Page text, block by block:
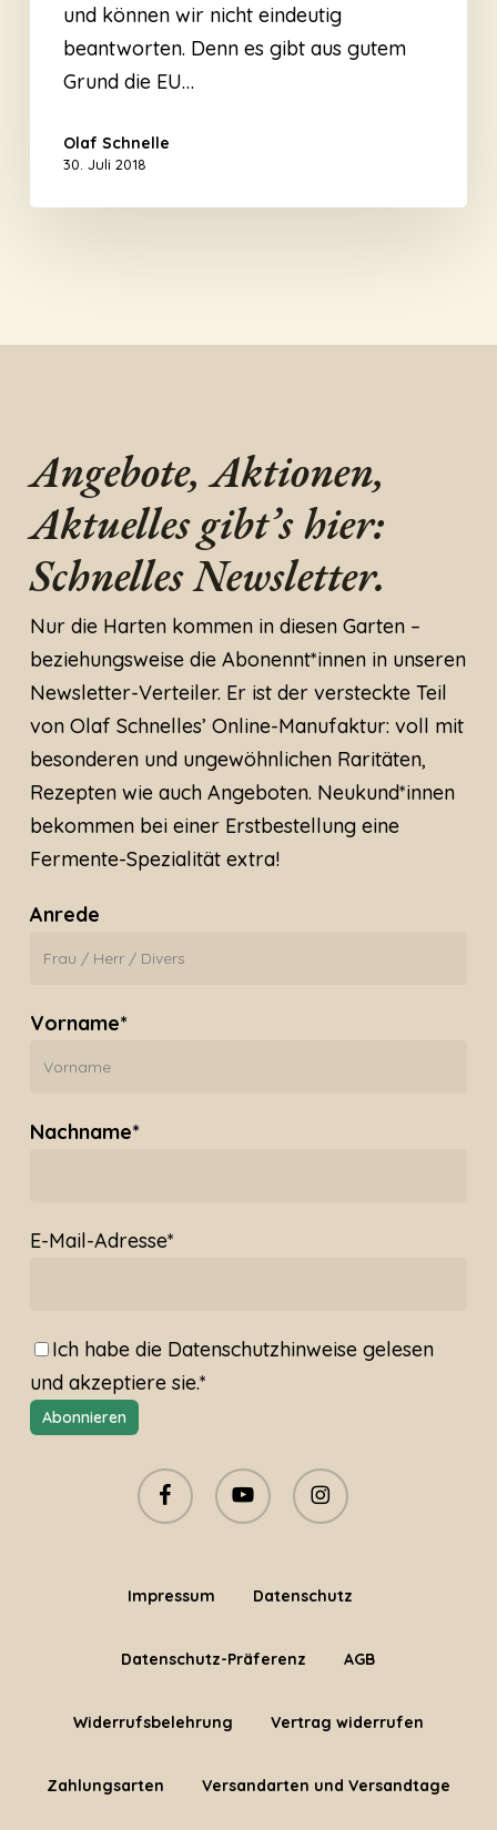
und können wir nicht eindeutig
beantworten. Denn es gibt aus gutem
Grund die EU…
Olaf Schnelle
30. Juli 2018
Angebote, Aktionen,
Aktuelles gibt’s hier:
Schnelles Newsletter.
Nur die Harten kommen in diesen Garten –
beziehungsweise die Abonennt*innen in unseren
Newsletter-Verteiler. Er ist der versteckte Teil
von Olaf Schnelles’ Online-Manufaktur: voll mit
besonderen und ungewöhnlichen Raritäten,
Rezepten wie auch Angeboten. Neukund*innen
bekommen bei einer Erstbestellung eine
Fermente-Spezialität extra!
Anrede
Vorname*
Nachname*
E-Mail-Adresse*
Ich habe die Datenschutzhinweisegelesen
und akzeptiere sie.*
facebook youtube instagram
Impressum Datenschutz
Datenschutz-Präferenz AGB
Widerrufsbelehrung Vertrag widerrufen
Zahlungsarten Versandarten und Versandtage